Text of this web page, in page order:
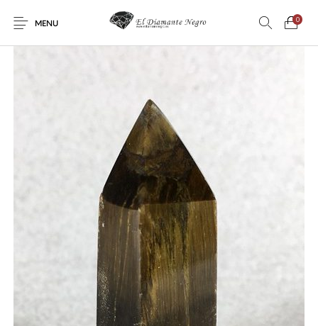
MENU
0
En oferta ! DECORACIÓN
FÓSILES JOYAS
MINERALES
PRODUCTOS DE
CONSUMO